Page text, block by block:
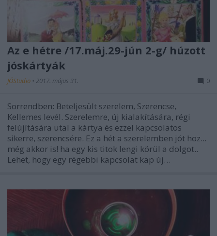
Az e hétre /17.máj.29-jún 2-g/ húzott
jóskártyák
JÓStudio • 2017. május 31. 0
Sorrendben: Beteljesült szerelem, Szerencse,
Kellemes levél. Szerelemre, új kialakítására, régi
felújítására utal a kártya és ezzel kapcsolatos
sikerre, szerencsére. Ez a hét a szerelemben jót hoz...
még akkor is! ha egy kis titok lengi körül a dolgot..
Lehet, hogy egy régebbi kapcsolat kap új…